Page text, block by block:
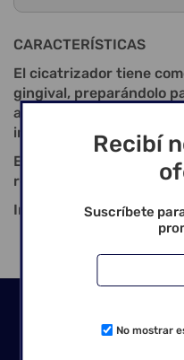
CARACTERÍSTICAS
El cicatrizador tiene
gingival, preparándolo
aplicación protésica del
implante;
El tiempo estimado para
remodelación es de 7 a
Instalación: Llave
Recibí
Suscríbete
No mostrar